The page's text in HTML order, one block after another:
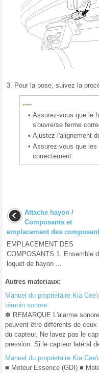
3. Pour la pose, suivez la
• Assurez-vous que le
s'ouvre/se ferme
• Ajustez l'alignement
• Assurez-vous que
correctement.
Attache hayon /
Composants et
emplacement des
EMPLACEMENT DES
COMPOSANTS 1. Ensemble
loquet de hayon ...
Autres materiaux:
Manuel du proprietaire Kia
témoin sonore
✽ REMARQUE L'alarme
peuvent être différents de
du capteur. Ne lavez pas le
pression. Si le capteur latéral
Manuel du proprietaire Kia
■ Moteur Essence (GDI) ■